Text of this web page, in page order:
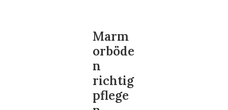
Marm
orböde
n
richtig
pflege